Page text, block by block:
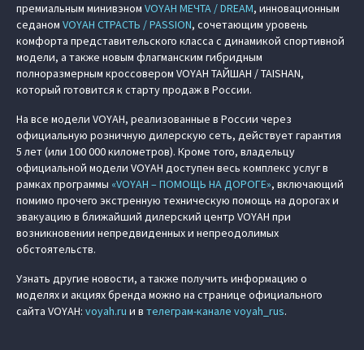
премиальным минивэном VOYAH МЕЧТА / DREAM, инновационным
седаном VOYAH СТРАСТЬ / PASSION, сочетающим уровень
комфорта представительского класса с динамикой спортивной
модели, а также новым флагманским гибридным
полноразмерным кроссовером VOYAH ТАЙШАН / TAISHAN,
который готовится к старту продаж в России.
На все модели VOYAH, реализованные в России через
официальную розничную дилерскую сеть, действует гарантия
5 лет (или 100 000 километров). Кроме того, владельцу
официальной модели VOYAH доступен весь комплекс услуг в
рамках программы «VOYAH – ПОМОЩЬ НА ДОРОГЕ», включающий
помимо прочего экстренную техническую помощь на дорогах и
эвакуацию в ближайший дилерский центр VOYAH при
возникновении непредвиденных и непреодолимых
обстоятельств.
Узнать другие новости, а также получить информацию о
моделях и акциях бренда можно на странице официального
сайта VOYAH: voyah.ru и в телеграм-канале voyah_rus.